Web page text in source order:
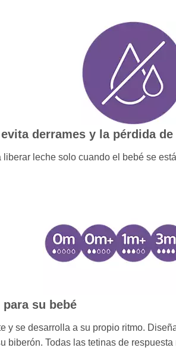
derrames y la pérdida de
leche solo cuando el bebé se
su bebé
y se desarrolla a su propio ritmo.
biberón. Todas las tetinas de